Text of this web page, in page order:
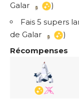
Galar
)
Fais 5 supers
de Galar
)
Récompenses